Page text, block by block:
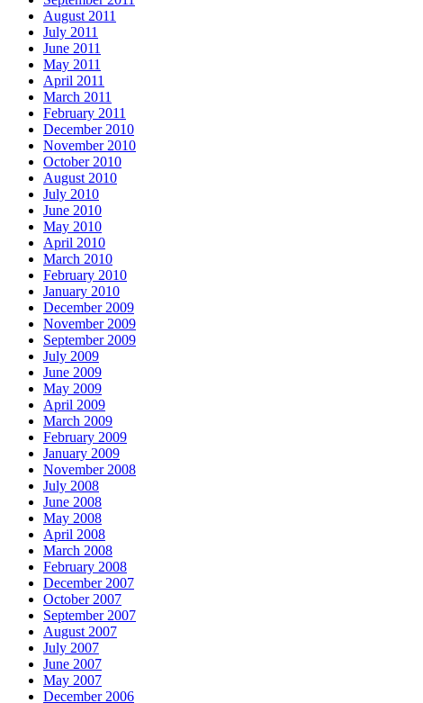
August 2011
July 2011
June 2011
May 2011
April 2011
March 2011
February 2011
December 2010
November 2010
October 2010
August 2010
July 2010
June 2010
May 2010
April 2010
March 2010
February 2010
January 2010
December 2009
November 2009
September 2009
July 2009
June 2009
May 2009
April 2009
March 2009
February 2009
January 2009
November 2008
July 2008
June 2008
May 2008
April 2008
March 2008
February 2008
December 2007
October 2007
September 2007
August 2007
July 2007
June 2007
May 2007
December 2006